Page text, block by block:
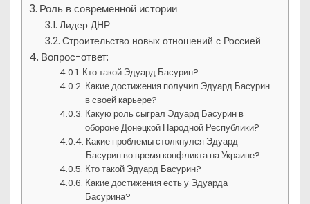
Роль в современной истории
Лидер ДНР
Строительство новых отношений с Россией
Вопрос-ответ:
Кто такой Эдуард Басурин?
Какие достижения получил Эдуард Басурин
в своей карьере?
Какую роль сыграл Эдуард Басурин в
обороне Донецкой Народной Республики?
Какие проблемы столкнулся Эдуард
Басурин во время конфликта на Украине?
Кто такой Эдуард Басурин?
Какие достижения есть у Эдуарда
Басурина?